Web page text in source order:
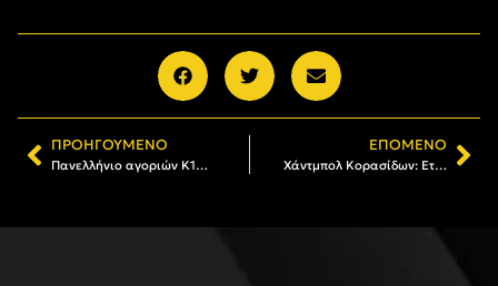
ΠΡΟΗΓΟΎΜΕΝΟ
Πανελλήνιο αγοριών Κ18: Ετοιμος ο ΑΡΗΣ για το Final Four σε Κηφισιά και Νέα Σμύρνη
ΕΠΌΜΕΝΟ
Χάντμπολ Κορασίδων: Ετοιμος ο Αρης για την τελική φάση (F8) του Πανελληνίου Πρωταθλήματος